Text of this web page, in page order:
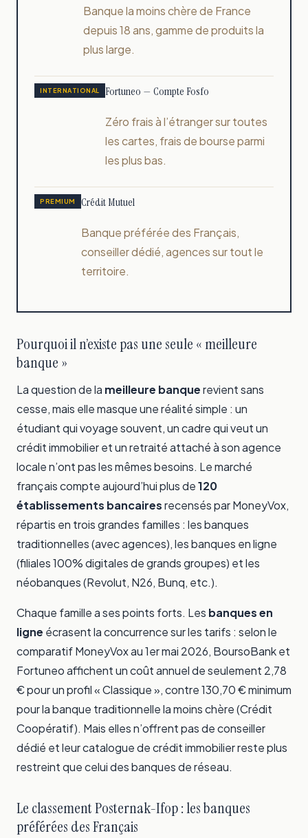
Banque la moins chère de France
depuis 18 ans, gamme de produits la
plus large.
INTERNATIONAL Fortuneo — Compte Fosfo
Zéro frais à l’étranger sur toutes
les cartes, frais de bourse parmi
les plus bas.
PREMIUM Crédit Mutuel
Banque préférée des Français,
conseiller dédié, agences sur tout le
territoire.
Pourquoi il n’existe pas une seule « meilleure
banque »
La question de la meilleure banquerevient sans
cesse, mais elle masque une réalité simple : un
étudiant qui voyage souvent, un cadre qui veut un
crédit immobilier et un retraité attaché à son agence
locale n’ont pas les mêmes besoins. Le marché
français compte aujourd’hui plus de120
établissements bancairesrecensés par MoneyVox,
répartis en trois grandes familles : les banques
traditionnelles (avec agences), les banques en ligne
(filiales 100% digitales de grands groupes) et les
néobanques (Revolut, N26, Bunq, etc.).
Chaque famille a ses points forts. Les banques en
ligne écrasent la concurrence sur les tarifs : selon le
comparatif MoneyVox au 1er mai 2026, BoursoBank et
Fortuneo affichent un coût annuel de seulement 2,78
€ pour un profil « Classique », contre 130,70 € minimum
pour la banque traditionnelle la moins chère (Crédit
Coopératif). Mais elles n’offrent pas de conseiller
dédié et leur catalogue de crédit immobilier reste plus
restreint que celui des banques de réseau.
Le classement Posternak-Ifop : les banques
préférées des Français